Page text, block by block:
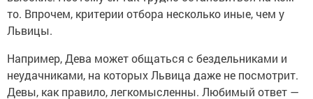
то. Впрочем, критерии отбора несколько иные, чем у
Львицы.
Например, Дева может общаться с бездельниками и
неудачниками, на которых Львица даже не посмотрит.
Девы, как правило, легкомысленны. Любимый ответ —